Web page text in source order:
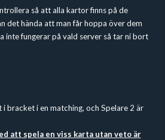
så att alla kartor finns på de
det hända att man får hoppa över dem
inte fungerar på vald server så tar ni bort
bracket i en matching, och Spelare 2 är
att spela en viss karta utan veto är